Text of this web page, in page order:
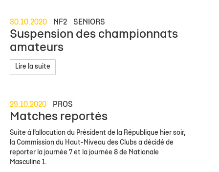
30.10.2020 NF2 SENIORS
Suspension des championnats
amateurs
Lire la suite
29.10.2020 PROS
Matches reportés
Suite à l’allocution du Président de la République hier soir,
la Commission du Haut-Niveau des Clubs a décidé de
reporter la journée 7 et la journée 8 de Nationale
Masculine 1.